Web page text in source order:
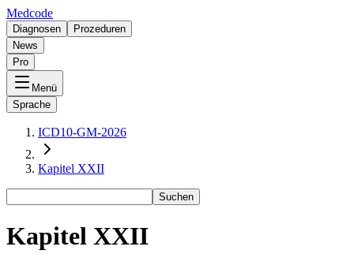
Medcode
Diagnosen
Prozeduren
News
Pro
Menü
Sprache
ICD10-GM-2026
Kapitel XXII
Suchen
Kapitel XXII